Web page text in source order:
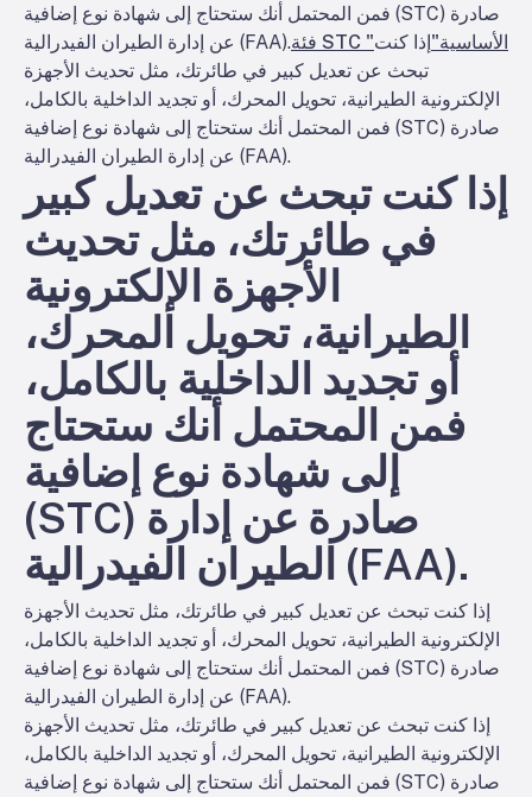
فمن المحتمل أنك ستحتاج إلى شهادة نوع إضافية (STC) صادرة
عن إدارة الطيران الفيدرالية (FAA).
فئة STC "الأساسية"إذا كنت
تبحث عن تعديل كبير في طائرتك، مثل تحديث الأجهزة
الإلكترونية الطيرانية، تحويل المحرك، أو تجديد الداخلية بالكامل،
فمن المحتمل أنك ستحتاج إلى شهادة نوع إضافية (STC) صادرة
عن إدارة الطيران الفيدرالية (FAA).
إذا كنت تبحث عن تعديل كبير
في طائرتك، مثل تحديث
الأجهزة الإلكترونية
الطيرانية، تحويل المحرك،
أو تجديد الداخلية بالكامل،
فمن المحتمل أنك ستحتاج
إلى شهادة نوع إضافية
(STC) صادرة عن إدارة
الطيران الفيدرالية (FAA).
إذا كنت تبحث عن تعديل كبير في طائرتك، مثل تحديث الأجهزة
الإلكترونية الطيرانية، تحويل المحرك، أو تجديد الداخلية بالكامل،
فمن المحتمل أنك ستحتاج إلى شهادة نوع إضافية (STC) صادرة
عن إدارة الطيران الفيدرالية (FAA).
إذا كنت تبحث عن تعديل كبير في طائرتك، مثل تحديث الأجهزة
الإلكترونية الطيرانية، تحويل المحرك، أو تجديد الداخلية بالكامل،
فمن المحتمل أنك ستحتاج إلى شهادة نوع إضافية (STC) صادرة